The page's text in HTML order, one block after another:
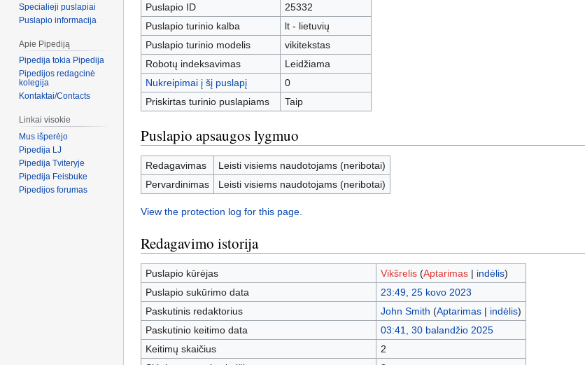
Puslapio ID
25332
Puslapio turinio kalba
lt - lietuvių
Puslapio turinio modelis
vikitekstas
Robotų indeksavimas
Leidžiama
Nukreipimai į šį puslapį
0
Priskirtas turinio puslapiams
Taip
Puslapio apsaugos lygmuo
Redagavimas
Leisti visiems naudotojams (neribotai)
Pervardinimas
Leisti visiems naudotojams (neribotai)
View the protection log for this page.
Redagavimo istorija
Puslapio kūrėjas Vikšrelis (Aptarimas| indėlis)
Puslapio sukūrimo data
23:49, 25 kovo 2023
Paskutinis redaktorius
John Smith (Aptarimas| indėlis)
Paskutinio keitimo data
03:41, 30 balandžio 2025
Keitimų skaičius
2
Specialieji puslapiai
Puslapio informacija
Apie Pipediją
Pipedija tokia Pipedija
Pipedijos redagcinė
kolegija
Kontaktai/Contacts
Linkai visokie
Mus išperėjo
Pipedija LJ
Pipedija Tviteryje
Pipedija Feisbuke
Pipedijos forumas